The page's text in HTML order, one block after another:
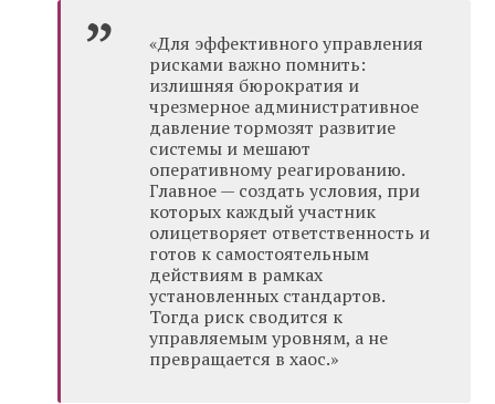
«Для эффективного управления
рисками важно помнить:
излишняя бюрократия и
чрезмерное административное
давление тормозят развитие
системы и мешают
оперативному реагированию.
Главное — создать условия, при
которых каждый участник
олицетворяет ответственность и
готов к самостоятельным
действиям в рамках
установленных стандартов.
Тогда риск сводится к
управляемым уровням, а не
превращается в хаос.»